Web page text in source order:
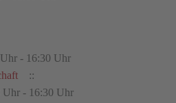
- 16:30 Uhr
::
Uhr - 16:30 Uhr